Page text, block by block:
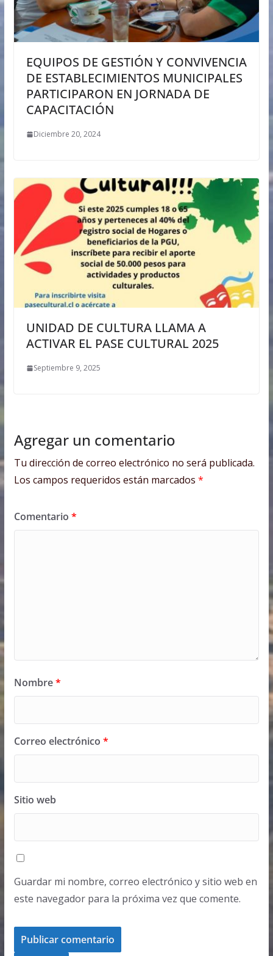
EQUIPOS DE GESTIÓN Y CONVIVENCIA
DE ESTABLECIMIENTOS MUNICIPALES
PARTICIPARON EN JORNADA DE
CAPACITACIÓN
Diciembre 20, 2024
UNIDAD DE CULTURA LLAMA A
ACTIVAR EL PASE CULTURAL 2025
Septiembre 9, 2025
Agregar un comentario
Tu dirección de correo electrónico no será publicada.
Los campos requeridos están marcados *
Comentario *
Nombre*
Correo electrónico *
Sitio web
Guardar mi nombre, correo electrónico y sitio web en
este navegador para la próxima vez que comente.